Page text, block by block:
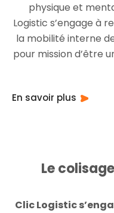
physique et
Logistic s’engage à
la mobilité interne
pour mission d’être
En savoir plus
Le
Clic Logistic